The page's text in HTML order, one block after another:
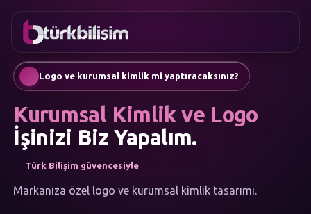
FAVORILER
Mobil Uygulama
AI Chatbot & Müşteri Asistanları
Sosyal Medya Yönetimi
Google Ads & Performans Pazarlaması
E-Ticaret
Yapay Zeka
0216
755 3
555 Logo ve kurumsal kimlik mi yaptıracaksınız?
Kurumsal Kimlik ve Logo
İşinizi Biz Yapalım.
Türk Bilişim güvencesiyle
Markanıza özel logo ve kurumsal kimlik tasarımı.